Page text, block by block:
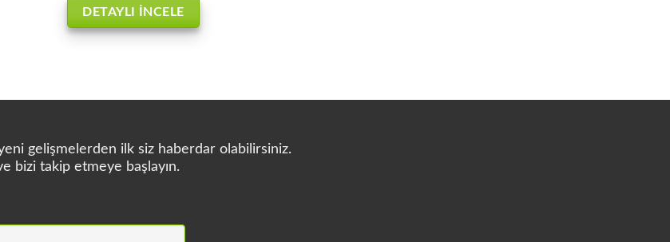
DETAYLI İNCELE
gelişmelerden ilk siz haberdar olabilirsiniz.
bizi takip etmeye başlayın.